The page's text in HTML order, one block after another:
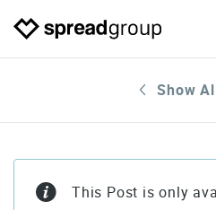
Show
This Post is only